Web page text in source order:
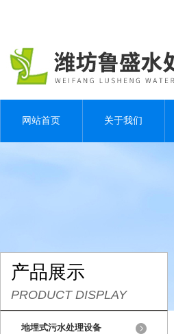
网站首页 关于我们
产品展示
PRODUCT DISPLAY
地埋式污水处理设备